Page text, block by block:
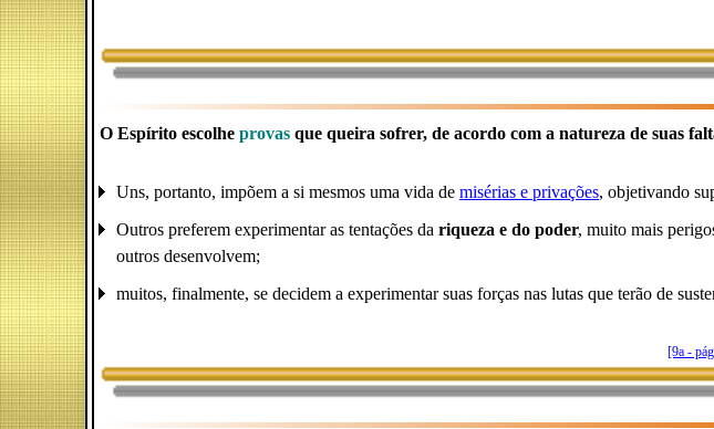
O Espírito escolhe provas que queira sofrer, de acordo com a natureza de suas
Uns, portanto, impõem a si mesmos uma vida de misérias e privações, objetivando
Outros preferem experimentar as tentações da riqueza e do poder, muito mais
outros desenvolvem;
muitos, finalmente, se decidem a experimentar suas forças nas lutas que terão de
[9a -